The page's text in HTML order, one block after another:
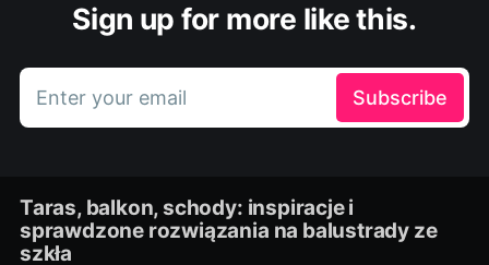
Sign up for more like this.
Enter your email Subscribe
Taras, balkon, schody: inspiracje i
sprawdzone rozwiązania na balustrady ze
szkła